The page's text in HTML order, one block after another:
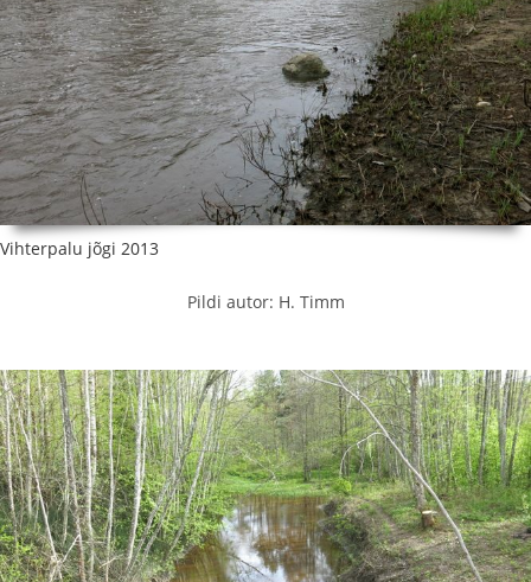
Vihterpalu jõgi 2013
Pildi autor: H. Timm